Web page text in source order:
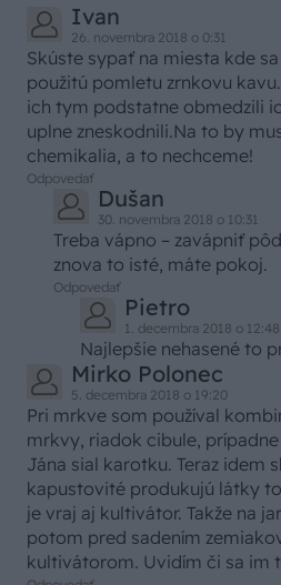
Ivan
26. novembra 2018 o 0:31
Skúste sypať na miesta kde
použitú pomletu zrnkovu
ich tym podstatne obmedzili
uplne zneskodnili.Na to by
chemikalia, a to nechceme!
Odpovedať
Dušan
30. novembra 2018 o 10:31
Treba vápno – zavápniť
znova to isté, máte pokoj.
Odpovedať
Pietro
1. decembra 2018 o 12:48
Najlepšie nehasené to
Mirko Polonec
5. decembra 2018 o 19:20
Pri mrkve som používal
mrkvy, riadok cibule,
Jána sial karotku. Teraz idem
kapustovité produkujú látky
je vraj aj kultivátor. Takže na
potom pred sadením
kultivátorom. Uvidím či sa im